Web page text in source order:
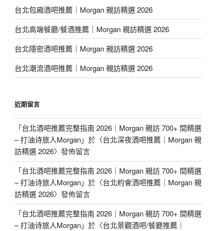
台北包廂酒吧推薦｜Morgan 親訪精選 2026
台北高端餐廳/餐酒推薦｜Morgan 親訪精選 2026
台北隱密酒吧推薦｜Morgan 親訪精選 2026
台北潮流酒吧推薦｜Morgan 親訪精選 2026
近期留言
「台北酒吧推薦完整指南 2026｜Morgan 親訪 700+ 間精選
– 打油诗旅人Morgan」於〈台北深夜酒吧推薦｜Morgan 親
訪精選 2026〉發佈留言
「台北酒吧推薦完整指南 2026｜Morgan 親訪 700+ 間精選
– 打油诗旅人Morgan」於〈台北約會酒吧推薦｜Morgan 親
訪精選 2026〉發佈留言
「台北酒吧推薦完整指南 2026｜Morgan 親訪 700+ 間精選
– 打油诗旅人Morgan」於〈台北景觀酒吧/餐廳推薦｜